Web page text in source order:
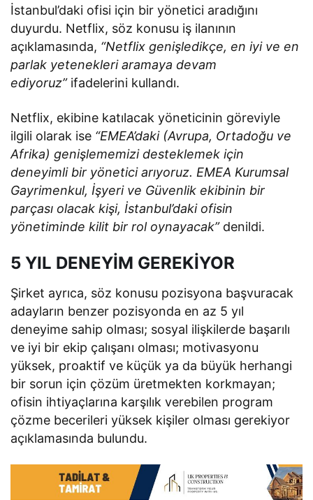
İstanbul’daki ofisi için bir yönetici aradığını
duyurdu. Netflix, söz konusu iş ilanının
açıklamasında, “Netflix genişledikçe, en iyi ve en
parlak yetenekleri aramaya devam
ediyoruz”ifadelerini kullandı.
Netflix, ekibine katılacak yöneticinin göreviyle
ilgili olarak ise “EMEA’daki (Avrupa, Ortadoğu ve
Afrika) genişlememizi desteklemek için
deneyimli bir yönetici arıyoruz. EMEA Kurumsal
Gayrimenkul, İşyeri ve Güvenlik ekibinin bir
parçası olacak kişi, İstanbul’daki ofisin
yönetiminde kilit bir rol oynayacak”denildi.
5 YIL DENEYİM GEREKİYOR
Şirket ayrıca, söz konusu pozisyona başvuracak
adayların benzer pozisyonda en az 5 yıl
deneyime sahip olması; sosyal ilişkilerde başarılı
ve iyi bir ekip çalışanı olması; motivasyonu
yüksek, proaktif ve küçük ya da büyük herhangi
bir sorun için çözüm üretmekten korkmayan;
ofisin ihtiyaçlarına karşılık verebilen program
çözme becerileri yüksek kişiler olması gerekiyor
açıklamasında bulundu.